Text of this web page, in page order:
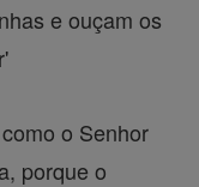
e ouçam os
o Senhor
porque o